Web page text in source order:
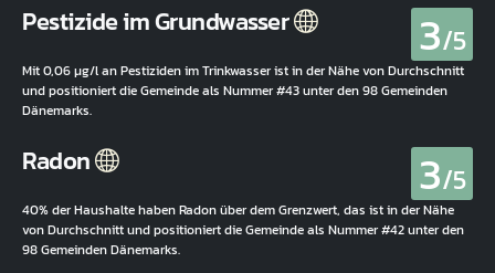
Pestizide im Grundwasser 3/5
Mit 0,06 µg/l an Pestiziden im Trinkwasser ist in der Nähe von Durchschnitt
und positioniert die Gemeinde als Nummer #43 unter den 98 Gemeinden
Dänemarks.
Radon 3/5
40% der Haushalte haben Radon über dem Grenzwert, das ist in der Nähe
von Durchschnitt und positioniert die Gemeinde als Nummer #42 unter den
98 Gemeinden Dänemarks.